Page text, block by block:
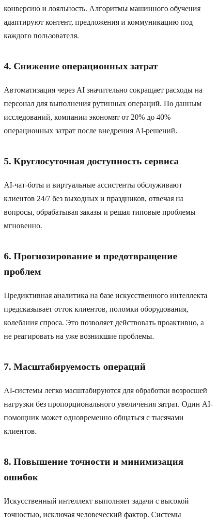
конверсию и лояльность. Алгоритмы машинного обучения
адаптируют контент, предложения и коммуникацию под
каждого пользователя.
4. Снижение операционных затрат
Автоматизация через AI значительно сокращает расходы на
персонал для выполнения рутинных операций. По данным
исследований, компании экономят от 20% до 40%
операционных затрат после внедрения AI-решений.
5. Круглосуточная доступность сервиса
AI-чат-боты и виртуальные ассистенты обслуживают
клиентов 24/7 без выходных и праздников, отвечая на
вопросы, обрабатывая заказы и решая типовые проблемы
мгновенно.
6. Прогнозирование и предотвращение
проблем
Предиктивная аналитика на базе искусственного интеллекта
предсказывает отток клиентов, поломки оборудования,
колебания спроса. Это позволяет действовать проактивно, а
не реагировать на уже возникшие проблемы.
7. Масштабируемость операций
AI-системы легко масштабируются для обработки возросшей
нагрузки без пропорционального увеличения затрат. Один AI-
помощник может одновременно общаться с тысячами
клиентов.
8. Повышение точности и минимизация
ошибок
Искусственный интеллект выполняет задачи с высокой
точностью, исключая человеческий фактор. Системы